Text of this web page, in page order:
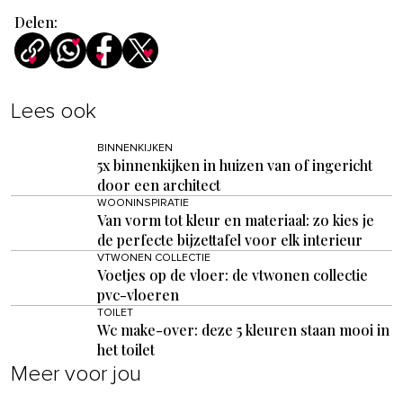
Delen:
Lees ook
BINNENKIJKEN
5x binnenkijken in huizen van of ingericht
door een architect
WOONINSPIRATIE
Van vorm tot kleur en materiaal: zo kies je
de perfecte bijzettafel voor elk interieur
VTWONEN COLLECTIE
Voetjes op de vloer: de vtwonen collectie
pvc-vloeren
TOILET
Wc make-over: deze 5 kleuren staan mooi in
het toilet
Meer voor jou